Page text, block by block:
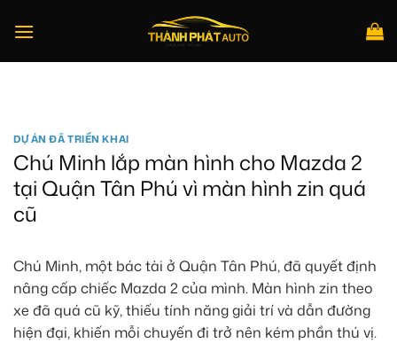
qua
DỰ ÁN ĐÃ TRIỂN KHAI
Chú Minh lắp màn hình cho Mazda 2
tại Quận Tân Phú vì màn hình zin quá
cũ
Chú Minh, một bác tài ở Quận Tân Phú, đã quyết định
nâng cấp chiếc Mazda 2 của mình. Màn hình zin theo
xe đã quá cũ kỹ, thiếu tính năng giải trí và dẫn đường
hiện đại, khiến mỗi chuyến đi trở nên kém phần thú vị.